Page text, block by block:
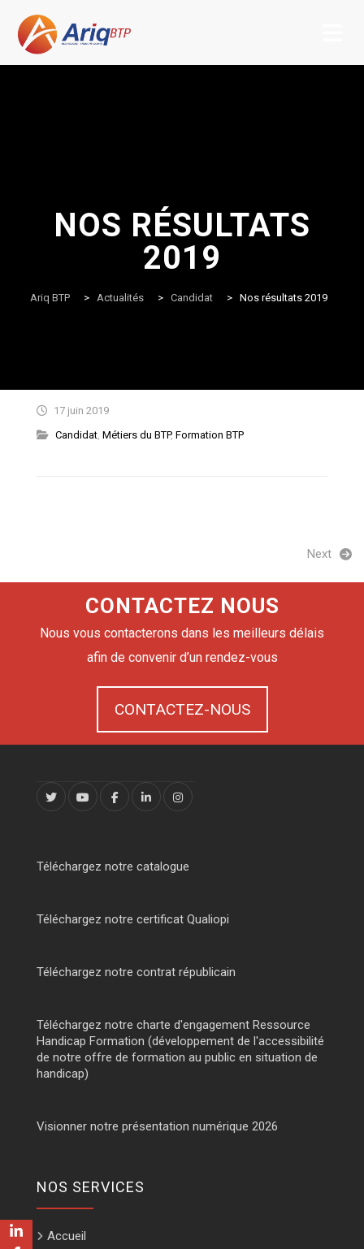
NOS RÉSULTATS
2019
Ariq BTP > Actualités > Candidat > Nos résultats 2019
17 juin 2019
Candidat, Métiers du BTP, Formation BTP
Next
CONTACTEZ NOUS
Nous vous contacterons dans les meilleurs délais
afin de convenir d’un rendez-vous
CONTACTEZ-NOUS
Téléchargez notre catalogue
Téléchargez notre certificat Qualiopi
Téléchargez notre contrat républicain
Téléchargez notre charte d'engagement Ressource
Handicap Formation (développement de l'accessibilité
de notre offre de formation au public en situation de
handicap)
Visionner notre présentation numérique 2026
NOS SERVICES
Accueil